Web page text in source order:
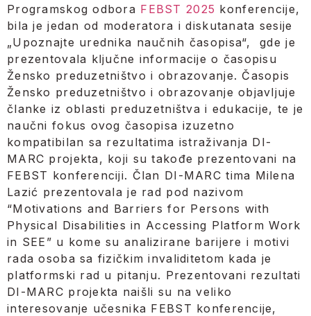
Programskog odbora FEBST 2025 konferencije,
bila je jedan od moderatora i diskutanata sesije
„Upoznajte urednika naučnih časopisa“, gde je
prezentovala ključne informacije o časopisu
Žensko preduzetništvo i obrazovanje. Časopis
Žensko preduzetništvo i obrazovanje objavljuje
članke iz oblasti preduzetništva i edukacije, te je
naučni fokus ovog časopisa izuzetno
kompatibilan sa rezultatima istraživanja DI-
MARC projekta, koji su takođe prezentovani na
FEBST konferenciji. Član DI-MARC tima Milena
Lazić prezentovala je rad pod nazivom
“Motivations and Barriers for Persons with
Physical Disabilities in Accessing Platform Work
in SEE” u kome su analizirane barijere i motivi
rada osoba sa fizičkim invaliditetom kada je
platformski rad u pitanju. Prezentovani rezultati
DI-MARC projekta naišli su na veliko
interesovanje učesnika FEBST konferencije,